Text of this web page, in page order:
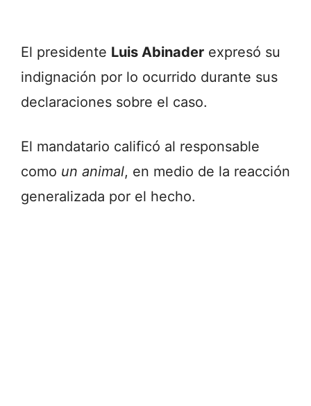
El presidente Luis Abinader expresó su
indignación por lo ocurrido durante sus
declaraciones sobre el caso.
El mandatario calificó al responsable
como un animal, en medio de la reacción
generalizada por el hecho.